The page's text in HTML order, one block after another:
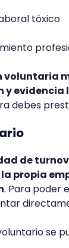
tóxico
voluntaria
y evidencia
debes
de
propia
. Para poder
se